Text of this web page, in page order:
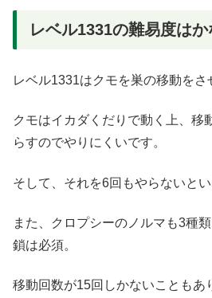
レベル1331の難易度は
レベル1331はクモを巣の移動をさ
クモはイカダくだりで動く上、移
らすのでやりにくいです。
そして、それを6回もやらないとい
また、クロプシーのノルマも3種
鎖は必須。
移動回数が15回しかないこともあ